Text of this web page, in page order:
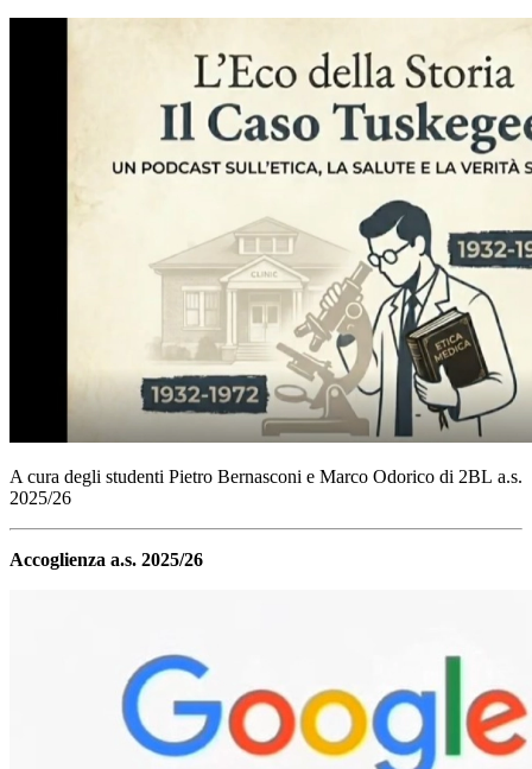
A cura degli studenti Pietro Bernasconi e Marco Odorico di 2BL a.s.
2025/26
Accoglienza a.s. 2025/26